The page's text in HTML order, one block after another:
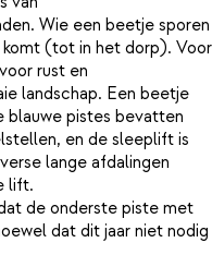
Wie een beetje sporen
komt (tot in het dorp). Voor
rust en
landschap. Een beetje
blauwe pistes bevatten
en de sleeplift is
lange afdalingen
lift.
de onderste piste met
dat dit jaar niet nodig